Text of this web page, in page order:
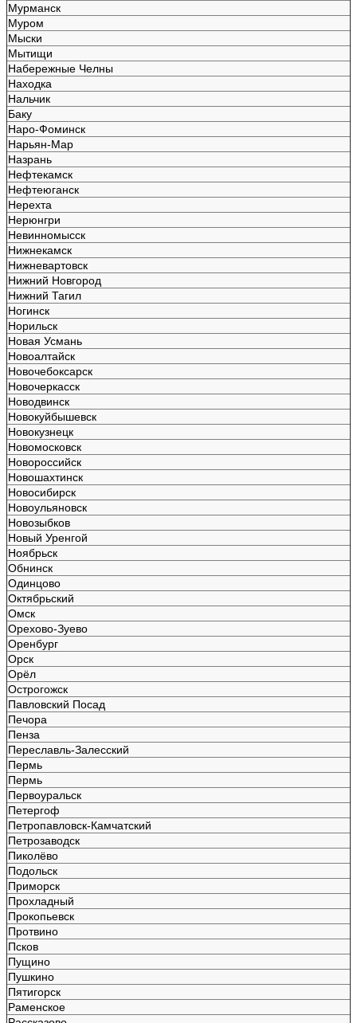
Мурманск
Муром
Мыски
Мытищи
Набережные Челны
Находка
Нальчик
Баку
Наро-Фоминск
Нарьян-Мар
Назрань
Нефтекамск
Нефтеюганск
Нерехта
Нерюнгри
Невинномысск
Нижнекамск
Нижневартовск
Нижний Новгород
Нижний Тагил
Ногинск
Норильск
Новая Усмань
Новоалтайск
Новочебоксарск
Новочеркасск
Новодвинск
Новокуйбышевск
Новокузнецк
Новомосковск
Новороссийск
Новошахтинск
Новосибирск
Новоульяновск
Новозыбков
Новый Уренгой
Ноябрьск
Обнинск
Одинцово
Октябрьский
Омск
Орехово-Зуево
Оренбург
Орск
Орёл
Острогожск
Павловский Посад
Печора
Пенза
Переславль-Залесский
Пермь
Пермь
Первоуральск
Петергоф
Петропавловск-Камчатский
Петрозаводск
Пиколёво
Подольск
Приморск
Прохладный
Прокопьевск
Протвино
Псков
Пущино
Пушкино
Пятигорск
Раменское